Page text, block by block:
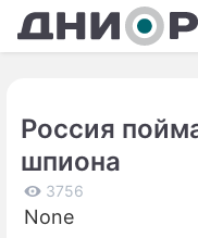
Россия
шпиона
3756
None